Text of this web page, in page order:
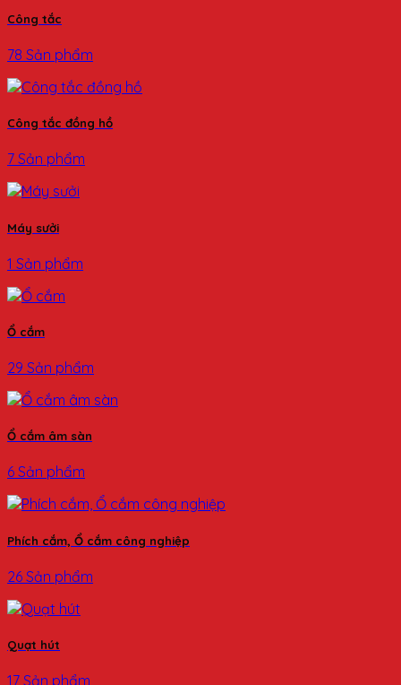
Công tắc
78 Sản phẩm
Công tắc đồng hồ
7 Sản phẩm
Máy sưởi
1 Sản phẩm
Ổ cắm
29 Sản phẩm
Ổ cắm âm sàn
6 Sản phẩm
Phích cắm, Ổ cắm công nghiệp
26 Sản phẩm
Quạt hút
17 Sản phẩm